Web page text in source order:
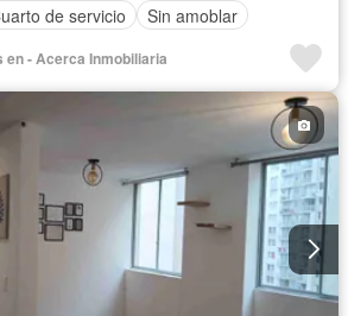
de servicio Sin amoblar
en - Acerca Inmobiliaria